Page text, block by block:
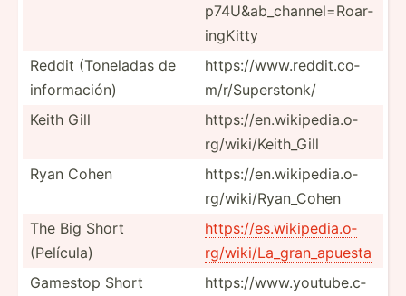
p74­­U&­a­b_­­cha­­nn­e­l­=R­­oar­­
in­g­Kitty
Reddit (Toneladas de
inform­ación)
https:­­//­w­w­w.r­­ed­­di­t.c­o­
m­/r­­/Su­­pe­r­s­tonk/
Keith Gill
https:­­//­e­n.w­­iki­­pe­d­i­a.o­­
rg­­/w­i­k­i/­­Kei­­th­_Gill
Ryan Cohen
https:­­//­e­n.w­­iki­­pe­d­i­a.o­­
rg­­/w­i­k­i/­­Rya­­n_­Cohen
The Big Short
(Película)
https:­//e­s.w­iki­ped­ia.o­
rg­/wi­ki/­La_­gra­n_a­puesta
Gamestop Short
https:­­//­w­w­w.y­­ou­­tu­b­e.c­­